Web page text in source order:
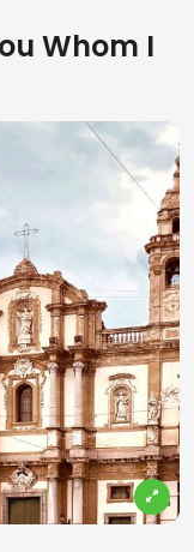
Whom I